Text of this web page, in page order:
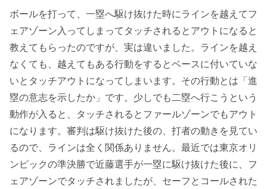
ボールを打って、一塁へ駆け抜けた時にラインを越えてフ
ェアゾーン入ってしまってタッチされるとアウトになると
教えてもらったのですが、実は違いました。ラインを越え
なくても、越えてもある行動をするとベースに付いていな
いとタッチアウトになってしまいます。その行動とは「進
塁の意志を示したか」です。少しでも二塁へ行こうという
動作が入ると、タッチされるとファールゾーンでもアウト
になります。審判は駆け抜けた後の、打者の動きを見てい
るので、ラインは全く関係ありません。最近では東京オリ
ンピックの準決勝で近藤選手が一塁に駆け抜けた後に、フ
ェアゾーンでタッチされましたが、セーフとコールされた